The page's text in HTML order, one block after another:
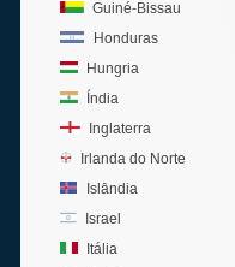
Guiné-Bissau
Honduras
Hungria
Índia
Inglaterra
Irlanda do Norte
Islândia
Israel
Itália